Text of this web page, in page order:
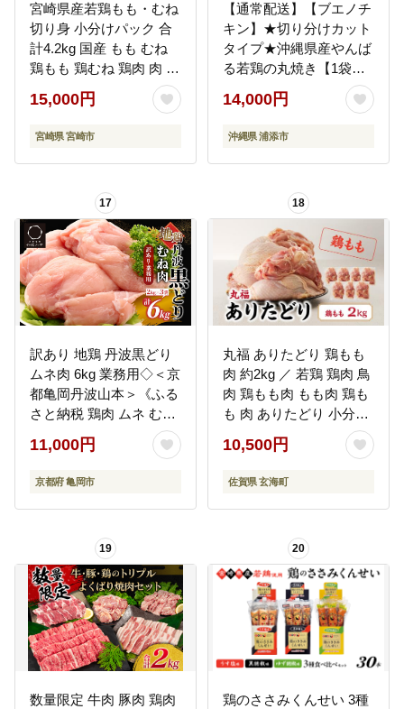
宮崎県産若鶏もも・むね
切り身 小分けパック 合
計4.2kg 国産 もも むね
鶏もも 鶏むね 鶏肉 肉 お
肉 唐揚げ チキン南蛮 サ
ラダチキン カット カッ
ト済み 小分け おかず 冷
フト グルメ お取り寄せ
15,000円
宮崎県 宮崎市
【通常配送】【ブエノチ
キン】★切り分けカット
タイプ★沖縄県産やんば
る若鶏の丸焼き【1袋】
｜惣菜 おかず 鶏肉 国産
チキン ローストチキン
14,000円
沖縄県 浦添市
17
訳あり 地鶏 丹波黒どり
ムネ肉 6kg 業務用◇＜京
都亀岡丹波山本＞《ふる
さと納税 鶏肉 ムネ むね
不揃い》
11,000円
京都府 亀岡市
18
丸福 ありたどり 鶏もも
肉 約2kg ／ 若鶏 鶏肉 鳥
肉 鶏もも肉 もも肉 鶏も
も 肉 ありたどり 小分け
真空パック ジューシー
からあげ 唐揚げ 親子丼
チキンカツ 国産
10,500円
佐賀県 玄海町
19
数量限定 牛肉 豚肉 鶏肉
20
鶏のささみくんせい 3種